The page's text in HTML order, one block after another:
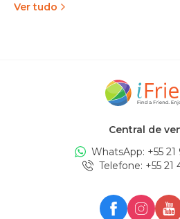
Ver tudo
Central de
WhatsApp: +55
Telefone: +55 21